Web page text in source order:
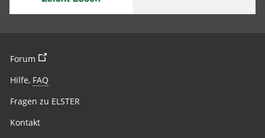
Forum Sie verlassen die Seite
Hilfe, FAQ
Fragen zu ELSTER
Kontakt